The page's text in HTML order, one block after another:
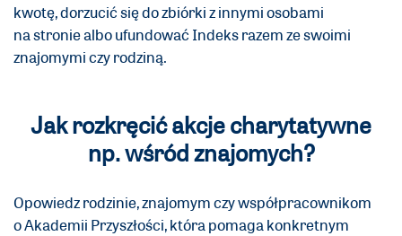
kwotę, dorzucić się do zbiórki z innymi osobami
na stronie albo ufundować Indeks razem ze swoimi
znajomymi czy rodziną.
Jak rozkręcić akcje charytatywne
np. wśród znajomych?
Opowiedz rodzinie, znajomym czy współpracownikom
o Akademii Przyszłości, która pomaga konkretnym